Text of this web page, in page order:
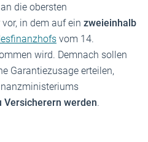
an die obersten
in dem auf ein zweieinhalb
vom 14.
wird. Demnach sollen
Garantiezusage erteilen,
Versicherern werden.